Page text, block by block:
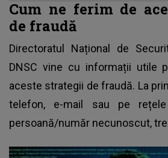
Cum ne ferim de
de fraudă
Directoratul Național de
DNSC vine cu informații utile
aceste strategii de fraudă. La
telefon, e-mail sau pe
persoană/număr necunoscut,